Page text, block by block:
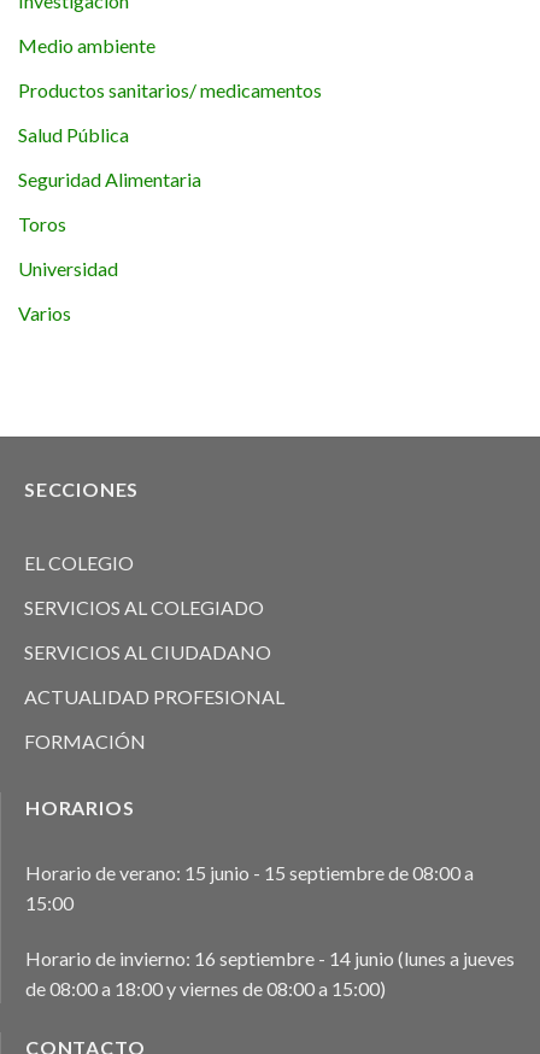
Medio ambiente
Productos sanitarios/ medicamentos
Salud Pública
Seguridad Alimentaria
Toros
Universidad
Varios
SECCIONES
EL COLEGIO
SERVICIOS AL COLEGIADO
SERVICIOS AL CIUDADANO
ACTUALIDAD PROFESIONAL
FORMACIÓN
HORARIOS
Horario de verano: 15 junio - 15 septiembre de 08:00 a
15:00
Horario de invierno: 16 septiembre - 14 junio (lunes a jueves
de 08:00 a 18:00 y viernes de 08:00 a 15:00)
CONTACTO